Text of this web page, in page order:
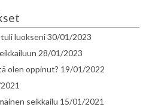
luokseni30/01/2023
28/01/2023
olen oppinut? 19/01/2022
seikkailu 15/01/2021